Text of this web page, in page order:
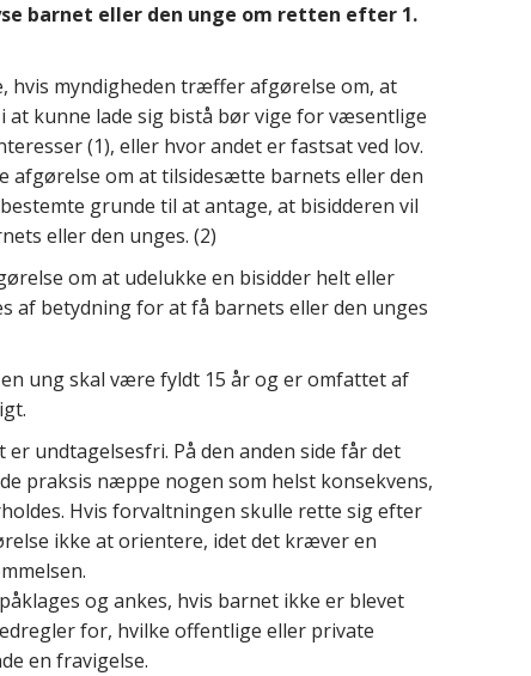
barnet eller den unge om retten efter 1.
hvis myndigheden træffer afgørelse om, at
at kunne lade sig bistå bør vige for væsentlige
(1), eller hvor andet er fastsat ved lov.
afgørelse om at tilsidesætte barnets eller den
grunde til at antage, at bisidderen vil
eller den unges. (2)
om at udelukke en bisidder helt eller
af betydning for at få barnets eller den unges
ung skal være fyldt 15 år og er omfattet af
undtagelsesfri. På den anden side får det
praksis næppe nogen som helst konsekvens,
Hvis forvaltningen skulle rette sig efter
ikke at orientere, idet det kræver en
og ankes, hvis barnet ikke er blevet
for, hvilke offentlige eller private
en fravigelse.